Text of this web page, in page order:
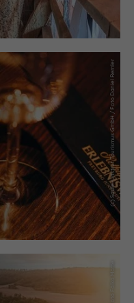
(c) Saale-Unstrut Tourismus GmbH / Foto Daniel Remler